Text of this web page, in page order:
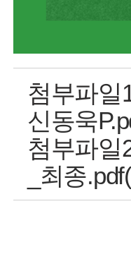
첨부파
신동욱
첨부파
_최종